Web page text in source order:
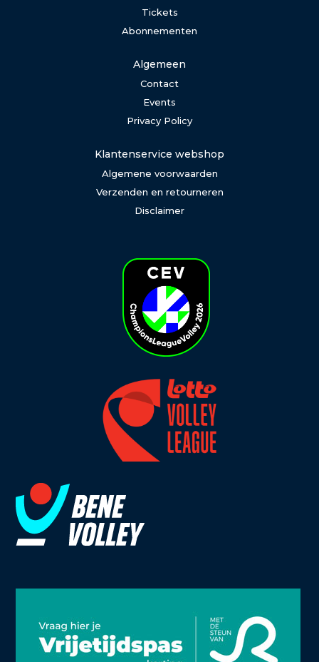
Tickets
Abonnementen
Algemeen
Contact
Events
Privacy Policy
Klantenservice webshop
Algemene voorwaarden
Verzenden en retourneren
Disclaimer